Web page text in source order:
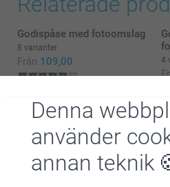
Denna
använder
annan teknik
uppskattade på kalas,
Varma hälsningar,
Kirsi @smartphoto
Godispåse med fotoomslag
8 varianter
Från 109,00 4
Omslag till Pringles burk
119,00
(1 omdömen)
2